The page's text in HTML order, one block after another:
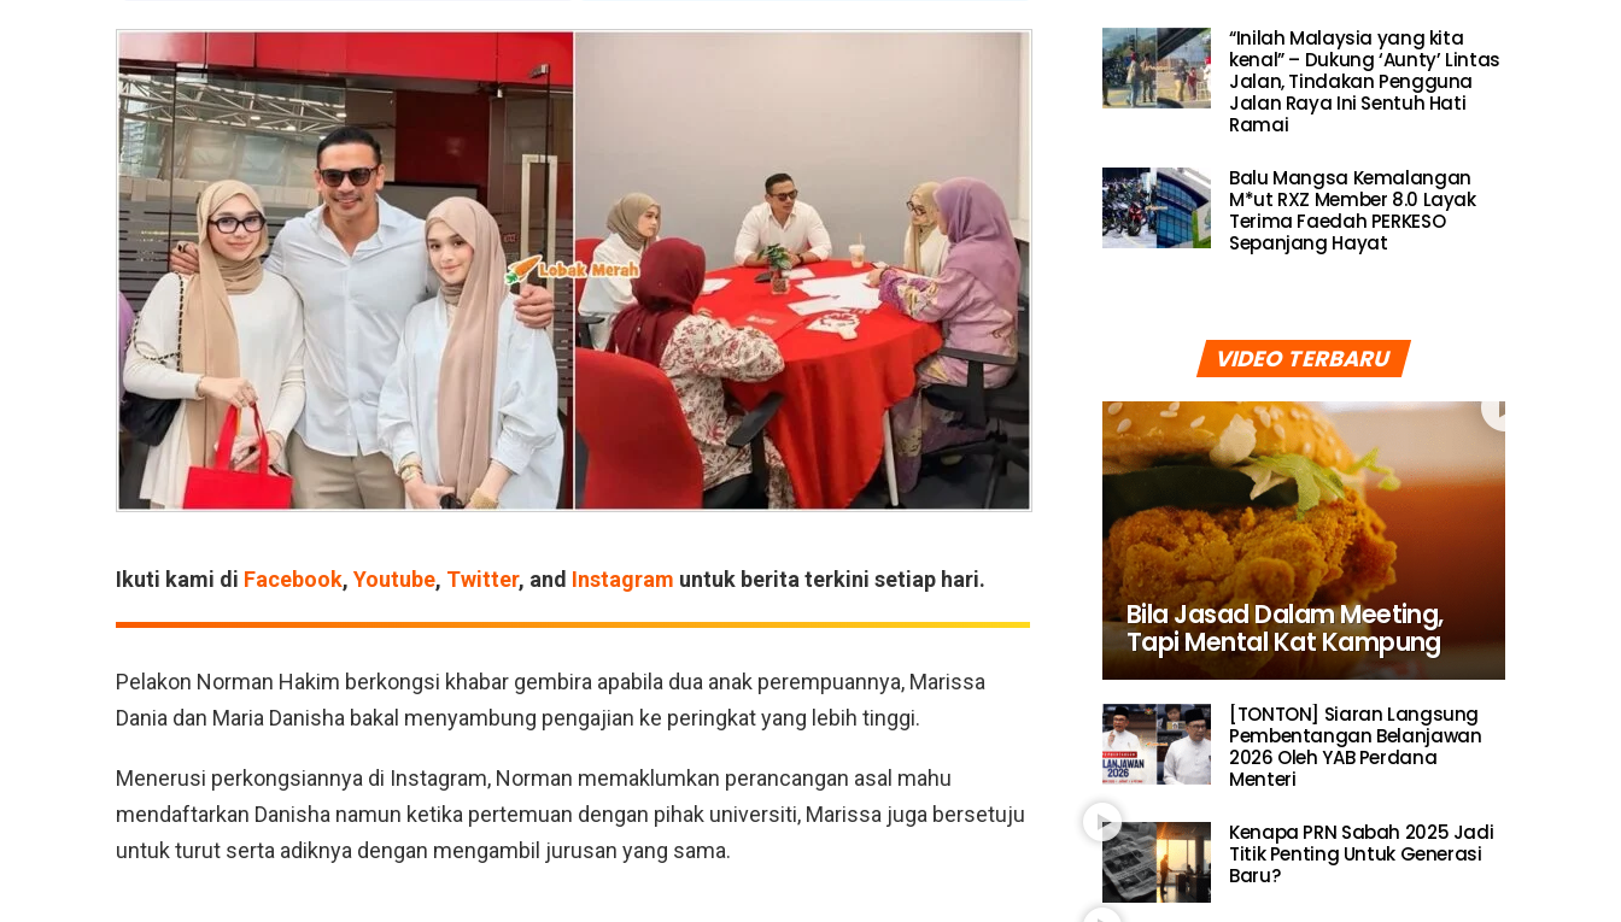
Ikuti kami di Facebook, Youtube, Twitter, and Instagram untuk berita terkini setiap hari.
Pelakon Norman Hakim berkongsi khabar gembira apabila dua anak perempuannya, Marissa
Dania dan Maria Danisha bakal menyambung pengajian ke peringkat yang lebih tinggi.
Menerusi perkongsiannya di Instagram, Norman memaklumkan perancangan asal mahu
mendaftarkan Danisha namun ketika pertemuan dengan pihak universiti, Marissa juga bersetuju
untuk turut serta adiknya dengan mengambil jurusan yang sama.
“Inilah Malaysia yang kita
kenal” – Dukung ‘Aunty’ Lintas
Jalan, Tindakan Pengguna
Jalan Raya Ini Sentuh Hati
Ramai
Balu Mangsa Kemalangan
M*ut RXZ Member 8.0 Layak
Terima Faedah PERKESO
Sepanjang Hayat
VIDEO TERBARU
Bila Jasad Dalam Meeting,
Tapi Mental Kat Kampung
[TONTON] Siaran Langsung
Pembentangan Belanjawan
2026 Oleh YAB Perdana
Menteri
Kenapa PRN Sabah 2025 Jadi
Titik Penting Untuk Generasi
Baru?